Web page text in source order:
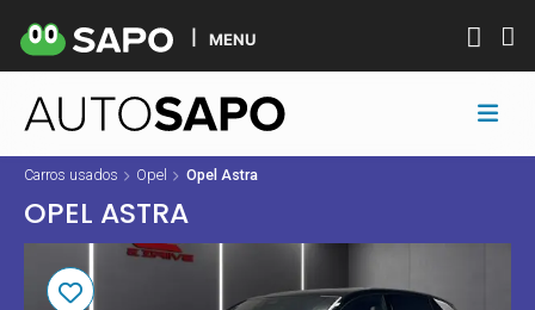
MENU
Carros usados Opel Opel Astra
OPEL ASTRA